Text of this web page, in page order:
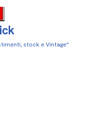
stock e Vintage"